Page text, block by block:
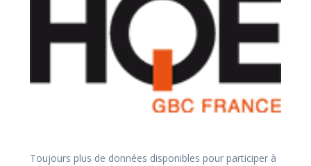
Toujours plus de données disponibles pour participer à